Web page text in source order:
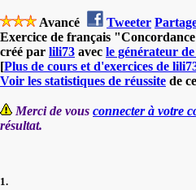
Avancé Tweeter
Exercice de français
créé par lili73 avec le générateur
[Plus de cours et d'exercices de
Voir les statistiques de réussite de
Merci de vous connecter à votre
résultat.
1.